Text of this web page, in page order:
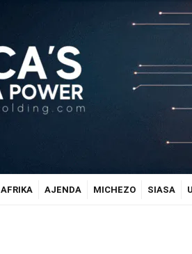
AFRIKA AJENDA MICHEZO SIASA